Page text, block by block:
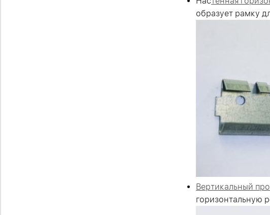
образует рамку
Вертикальный
горизонтальную